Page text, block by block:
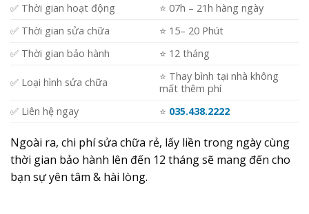
✅ Thời gian hoạt động
⭐️ 07h – 21h hàng ngày
✅ Thời gian sửa chữa
⭐️ 15– 20 Phút
✅ Thời gian bảo hành
⭐️ 12 tháng
✅ Loại hình sửa chữa
⭐️ Thay bình tại nhà không
mất thêm phí
✅ Liên hệ ngay
⭐️ 035.438.2222
Ngoài ra, chi phí sửa chữa rẻ, lấy liền trong ngày cùng
thời gian bảo hành lên đến 12 tháng sẽ mang đến cho
bạn sự yên tâm & hài lòng.